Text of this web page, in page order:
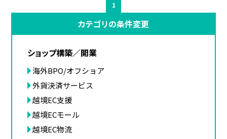
1
カテゴリの条件変更
ショップ構築／開業
海外BPO/オフショア
外貨決済サービス
越境EC支援
越境ECモール
越境EC物流